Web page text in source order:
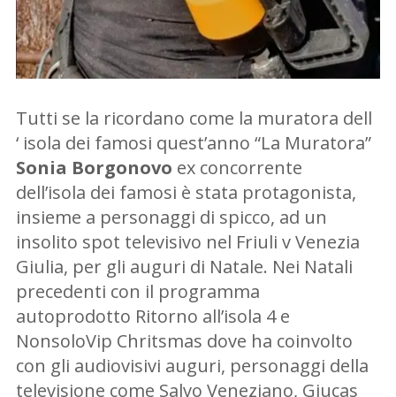
Tutti se la ricordano come la muratora dell
‘ isola dei famosi quest’anno “La Muratora”
Sonia Borgonovo ex concorrente
dell’isola dei famosi è stata protagonista,
insieme a personaggi di spicco, ad un
insolito spot televisivo nel Friuli v Venezia
Giulia, per gli auguri di Natale. Nei Natali
precedenti con il programma
autoprodotto Ritorno all’isola 4 e
NonsoloVip Chritsmas dove ha coinvolto
con gli audiovisivi auguri, personaggi della
televisione come Salvo Veneziano, Giucas